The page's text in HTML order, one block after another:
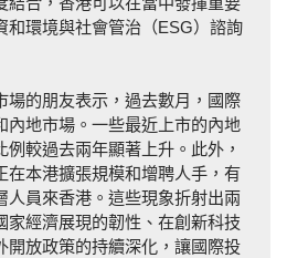
和環境與社會管治（ESG）諮詢
場的朋友表示，過去數月，國際
內地市場。一些最近上市的內地
較過去兩年顯著上升。此外，
在本港擴張規模和增聘人手，有
人員來香港。這些現象折射出兩
家經濟展現的韌性、在創新科技
開放政策的持續深化，讓國際投